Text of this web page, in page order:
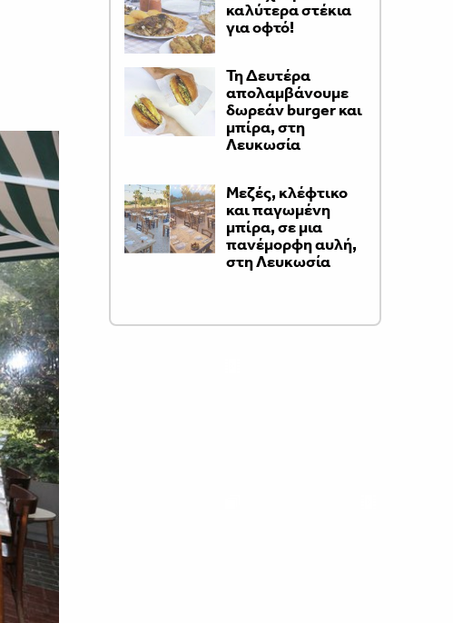
καλύτερα στέκια
για οφτό!
Τη Δευτέρα
απολαμβάνουμε
δωρεάν burger και
μπίρα, στη
Λευκωσία
Μεζές, κλέφτικο
και παγωμένη
μπίρα, σε μια
πανέμορφη αυλή,
στη Λευκωσία